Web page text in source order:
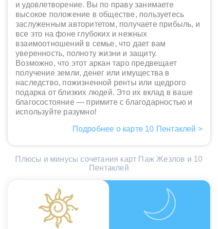
и удовлетворение. Вы по праву занимаете
высокое положение в обществе, пользуетесь
заслуженным авторитетом, получаете прибыль, и
все это на фоне глубоких и нежных
взаимоотношений в семье, что дает вам
уверенность, полноту жизни и защиту.
Возможно, что этот аркан таро предвещает
получение земли, денег или имущества в
наследство, пожизненной ренты или щедрого
подарка от близких людей. Это их вклад в ваше
благосостояние — примите с благодарностью и
используйте разумно!
Подробнее о карте 10 Пентаклей >
Плюсы и минусы сочетания карт Паж Жезлов и 10
Пентаклей